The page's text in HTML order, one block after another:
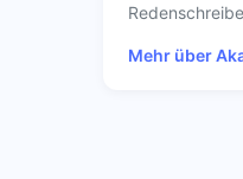
Mehr über